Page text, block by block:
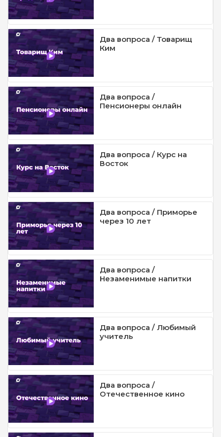
Два вопроса / Товарищ
Ким
Два вопроса /
Пенсионеры онлайн
Два вопроса / Курс на
Восток
Два вопроса / Приморье
через 10 лет
Два вопроса /
Незаменимые напитки
Два вопроса / Любимый
учитель
Два вопроса /
Отечественное кино